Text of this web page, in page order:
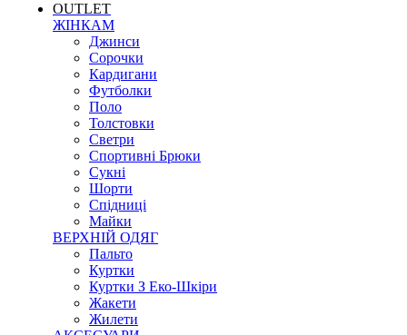
OUTLET
ЖІНКАМ
Джинси
Сорочки
Кардигани
Футболки
Поло
Толстовки
Светри
Спортивні Брюки
Сукні
Шорти
Спідниці
Майки
ВЕРХНІЙ ОДЯГ
Пальто
Куртки
Куртки З Еко-Шкіри
Жакети
Жилети